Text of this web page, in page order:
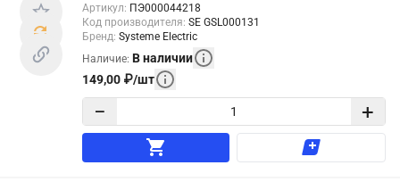
Артикул: ПЭ000044218
Код производителя: SE GSL000131
Бренд: Systeme Electric
Наличие: В наличии
149,00 ₽/шт
− +